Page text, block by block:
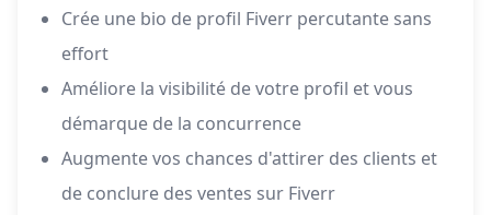
Crée une bio de profil Fiverr percutante sans
effort
Améliore la visibilité de votre profil et vous
démarque de la concurrence
Augmente vos chances d'attirer des clients et
de conclure des ventes sur Fiverr